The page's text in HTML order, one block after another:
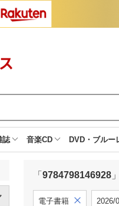
誌 音楽CD DVD・ブルー
「 9784798146928
電子書籍 2026/